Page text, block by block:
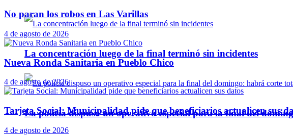
La concentración luego de la final terminó sin incidentes
La policía dispuso un operativo especial para la final del
No paran los robos en Las Varillas
4 de agosto de 2026
Nueva Ronda Sanitaria en Pueblo Chico
4 de agosto de 2026
Tarjeta Social: Municipalidad pide que beneficiarios actualicen sus
4 de agosto de 2026